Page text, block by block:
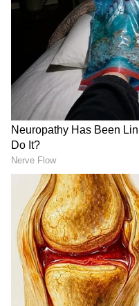
అప్పుడు ఖుషి మాటలు
నవ్వుకుంటూ ఉంటారు
చేయడానికి కూరగాయలు
ఇద్దరు పోటీపడి మరి
అప్పుడు రాజా ,యష్ ని
రాజారాణి జోకులు వేసి
అప్పుడు వేద కూడా యష్
అప్పుడు వేద వాళ్ళ
వివరాలు తెలుసుకుంటూ
కొడుకు గురించి
ఉంటుంది.